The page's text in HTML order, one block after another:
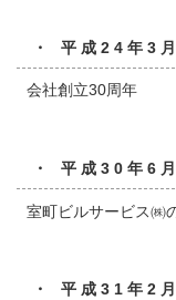
・ 平成24年3月
会社創立30周年
・ 平成30年6月
室町ビルサービス㈱
・ 平成31年2月